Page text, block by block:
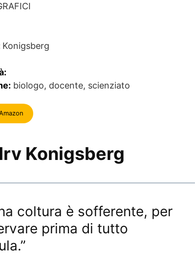
Konigsberg
biologo, docente, scienziato
Konigsberg
coltura è sofferente, per
prima di tutto